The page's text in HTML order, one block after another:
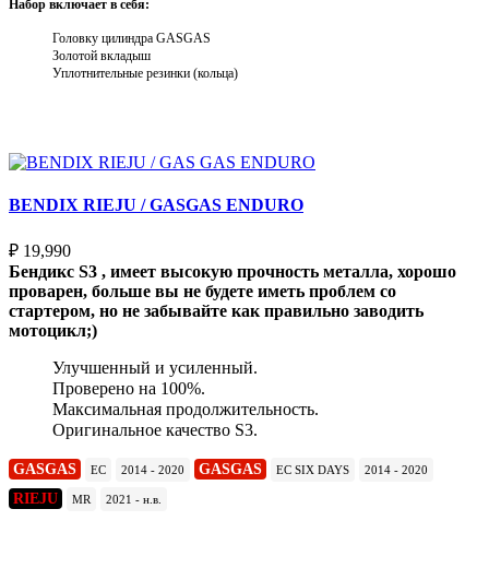
Набор включает в себя:
Головку цилиндра GASGAS
Золотой вкладыш
Уплотнительные резинки (кольца)
BENDIX RIEJU / GASGAS ENDURO
₽ 19,990
Бендикс S3 , имеет высокую прочность металла, хорошо
проварен, больше вы не будете иметь проблем со
стартером, но не забывайте как правильно заводить
мотоцикл;)
Улучшенный и усиленный.
Проверено на 100%.
Максимальная продолжительность.
Оригинальное качество S3.
GASGAS EC 2014 - 2020 GASGAS EC SIX DAYS 2014 - 2020
RIEJU MR 2021 - н.в.